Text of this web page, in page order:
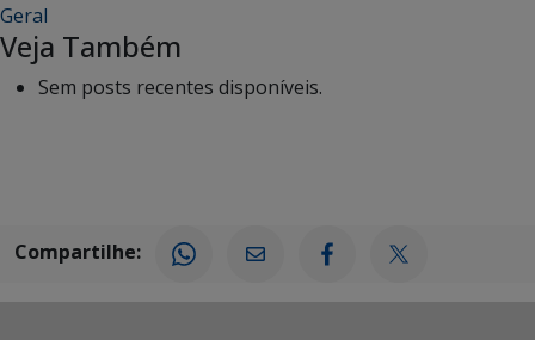
Geral
Veja Também
Sem posts recentes disponíveis.
Compartilhe: